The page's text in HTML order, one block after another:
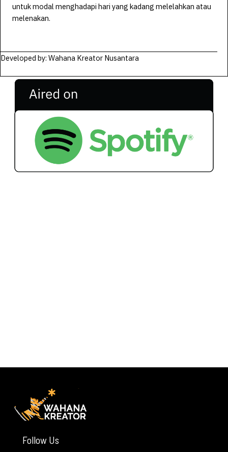
untuk modal menghadapi hari yang kadang melelahkan atau
melenakan.
Developed by: Wahana Kreator Nusantara
Follow Us